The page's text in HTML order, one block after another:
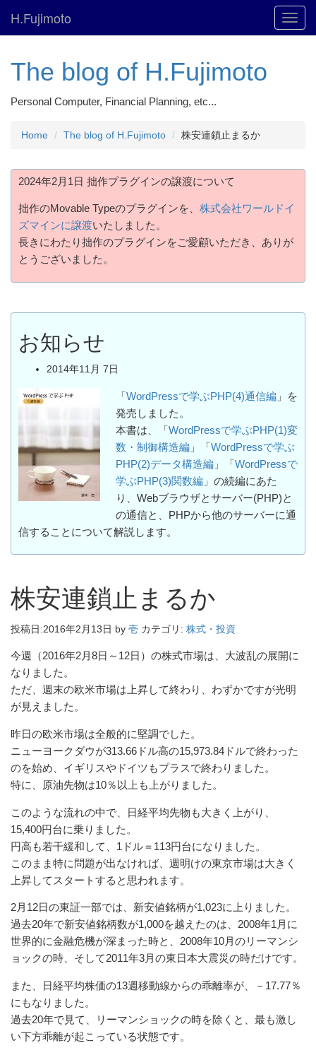
H.Fujimoto
The blog of H.Fujimoto
Personal Computer, Financial Planning, etc...
Home The blog of H.Fujimoto 株安連鎖止まるか
2024年2月1日 拙作プラグインの譲渡について
拙作のMovable Typeのプラグインを、 株式会社ワールドイ
ズマインに譲渡いたしました。
長きにわたり拙作のプラグインをご愛顧いただき、ありが
とうございました。
お知らせ
2014年11月 7日
「 WordPressで学ぶPHP(4)通信編 」を
発売しました。
本書は、「 WordPressで学ぶPHP(1)変
数・制御構造編 」「 WordPressで学ぶ
PHP(2)データ構造編 」「 WordPressで
学ぶPHP(3)関数編 」の続編にあた
り、Webブラウザとサーバー(PHP)と
の通信と、PHPから他のサーバーに通
信することについて解説します。
株安連鎖止まるか
投稿日:2016年2月13日 by 壱 カテゴリ: 株式・投資
今週（2016年2月8日～12日）の株式市場は、大波乱の展開に
なりました。
ただ、週末の欧米市場は上昇して終わり、わずかですが光明
が見えました。
昨日の欧米市場は全般的に堅調でした。
ニューヨークダウが313.66ドル高の15,973.84ドルで終わった
のを始め、イギリスやドイツもプラスで終わりました。
特に、原油先物は10％以上も上がりました。
このような流れの中で、日経平均先物も大きく上がり、
15,400円台に乗りました。
円高も若干緩和して、1ドル＝113円台になりました。
このまま特に問題が出なければ、週明けの東京市場は大きく
上昇してスタートすると思われます。
2月12日の東証一部では、新安値銘柄が1,023に上りました。
過去20年で新安値銘柄数が1,000を越えたのは、2008年1月に
世界的に金融危機が深まった時と、2008年10月のリーマンシ
ョックの時、そして2011年3月の東日本大震災の時だけです。
また、日経平均株価の13週移動線からの乖離率が、－17.77％
にもなりました。
過去20年で見て、リーマンショックの時を除くと、最も激し
い下方乖離が起こっている状態です。